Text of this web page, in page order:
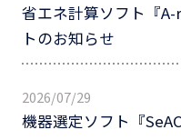
省エネ計算ソフト『
トのお知らせ
2026/07/29
機器選定ソフト『